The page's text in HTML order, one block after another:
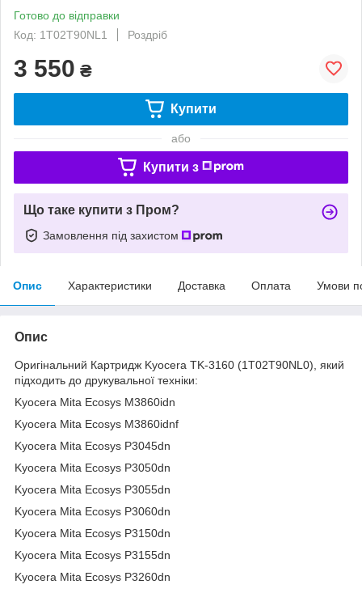
Готово до відправки
Код: 1T02T90NL1
Роздріб
3 550 ₴
Купити
або
Купити з
Що таке купити з Пром?
Замовлення під захистом
Опис Характеристики Доставка Оплата Умови
Опис
Оригінальний Картридж Kyocera TK-3160 (1T02T90NL0), який
підходить до друкувальної техніки:
Kyocera Mita Ecosys M3860idn
Kyocera Mita Ecosys M3860idnf
Kyocera Mita Ecosys P3045dn
Kyocera Mita Ecosys P3050dn
Kyocera Mita Ecosys P3055dn
Kyocera Mita Ecosys P3060dn
Kyocera Mita Ecosys P3150dn
Kyocera Mita Ecosys P3155dn
Kyocera Mita Ecosys P3260dn